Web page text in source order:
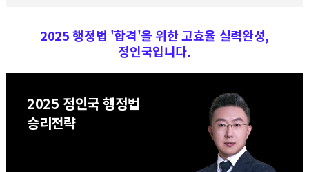
2025 행정법 '합격'을 위한 고효율 실력완성,
정인국입니다.
2025 정인국 행정법
승리전략